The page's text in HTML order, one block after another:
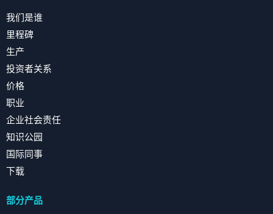
我们是谁
里程碑
生产
投资者关系
价格
职业
企业社会责任
知识公园
国际同事
下载
部分产品